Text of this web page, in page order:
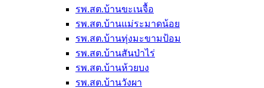
รพ.สต.บ้านขะเนจื้อ
รพ.สต.บ้านแม่ระมาดน้อย
รพ.สต.บ้านทุ่งมะขามป้อม
รพ.สต.บ้านสันป่าไร่
รพ.สต.บ้านห้วยบง
รพ.สต.บ้านวังผา